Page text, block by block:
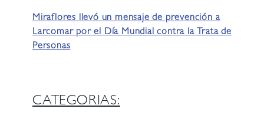
Miraflores llevó un mensaje de prevención a
Larcomar por el Día Mundial contra la Trata de
Personas
CATEGORIAS: